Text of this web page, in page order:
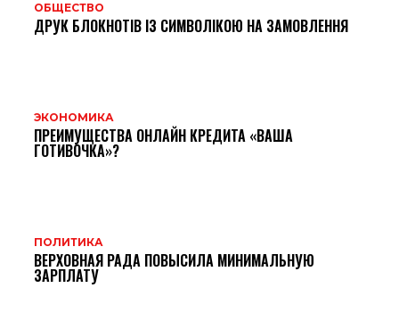
ОБЩЕСТВО
ДРУК БЛОКНОТІВ ІЗ СИМВОЛІКОЮ НА ЗАМОВЛЕННЯ
ЭКОНОМИКА
ПРЕИМУЩЕСТВА ОНЛАЙН КРЕДИТА «ВАША
ГОТИВОЧКА»?
ПОЛИТИКА
ВЕРХОВНАЯ РАДА ПОВЫСИЛА МИНИМАЛЬНУЮ
ЗАРПЛАТУ